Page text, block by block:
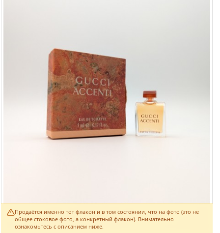
Продаётся именно тот флакон и в том состоянии, что на фото (это не
общее стоковое фото, а конкретный флакон). Внимательно
ознакомьтесь с описанием ниже.